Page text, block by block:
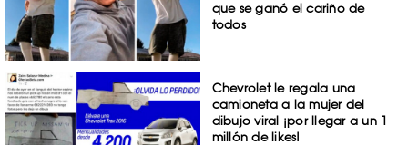
que se ganó el cariño de
todos
Chevrolet le regala una
camioneta a la mujer del
dibujo viral ¡por llegar a un 1
millón de likes!